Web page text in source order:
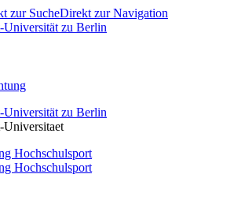
zur SucheDirekt zur Navigation
Hochschulsport
Hochschulsport